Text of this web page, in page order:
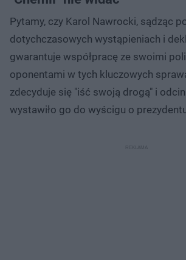
Pytamy, czy Karol Nawrocki, sądząc
dotychczasowych wystąpieniach i
gwarantuje współpracę ze swoimi
oponentami w tych kluczowych
zdecyduje się "iść swoją drogą" i
wystawiło go do wyścigu o